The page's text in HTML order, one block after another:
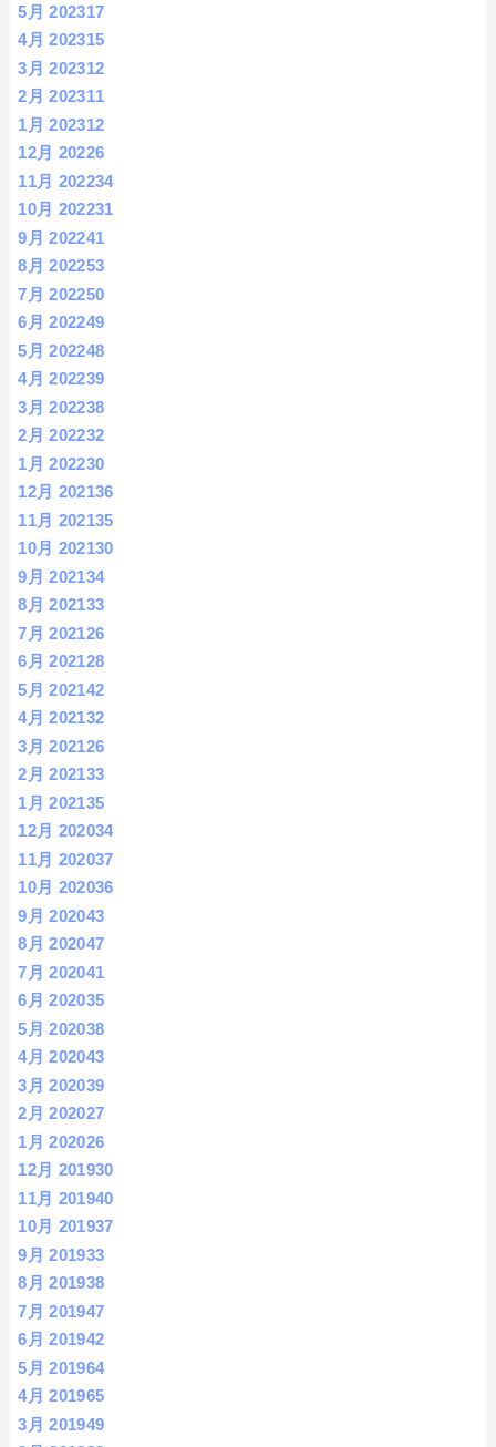
5月 202317
4月 202315
3月 202312
2月 202311
1月 202312
12月 20226
11月 202234
10月 202231
9月 202241
8月 202253
7月 202250
6月 202249
5月 202248
4月 202239
3月 202238
2月 202232
1月 202230
12月 202136
11月 202135
10月 202130
9月 202134
8月 202133
7月 202126
6月 202128
5月 202142
4月 202132
3月 202126
2月 202133
1月 202135
12月 202034
11月 202037
10月 202036
9月 202043
8月 202047
7月 202041
6月 202035
5月 202038
4月 202043
3月 202039
2月 202027
1月 202026
12月 201930
11月 201940
10月 201937
9月 201933
8月 201938
7月 201947
6月 201942
5月 201964
4月 201965
3月 201949